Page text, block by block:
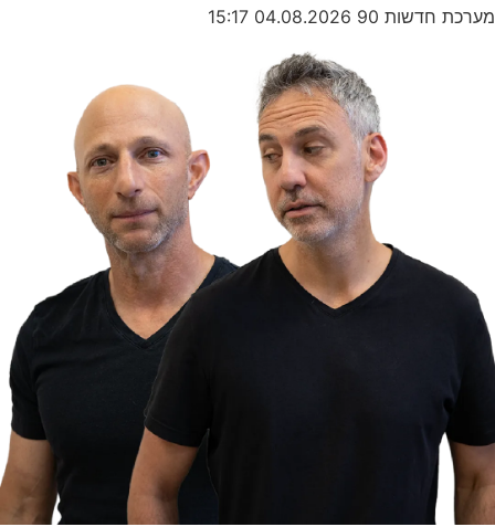
מערכת חדשות 90 04.08.2026
15:17